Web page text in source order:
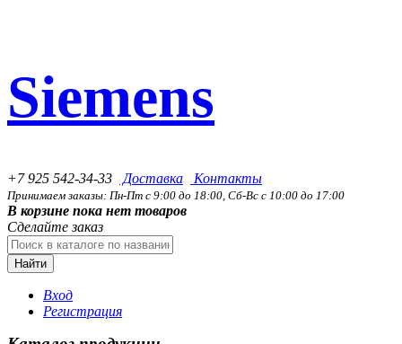
Siemens
+7 925 542-34-33 Доставка Контакты
Принимаем заказы: Пн-Пт с 9:00 до 18:00, Сб-Вс с 10:00 до 17:00
В корзине пока нет товаров
Сделайте заказ
Найти
Вход
Регистрация